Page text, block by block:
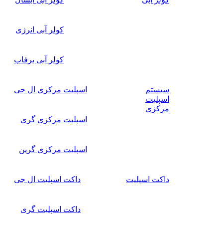
کولر آبی انرژی
کولر آبی برفاب
سیستم
اسپلیت
مرکزی
اسپلیت مرکزی ال جی
اسپلیت مرکزی گری
اسپلیت مرکزی گرین
داکت اسپلیت داکت اسپلیت ال جی
داکت اسپلیت گری